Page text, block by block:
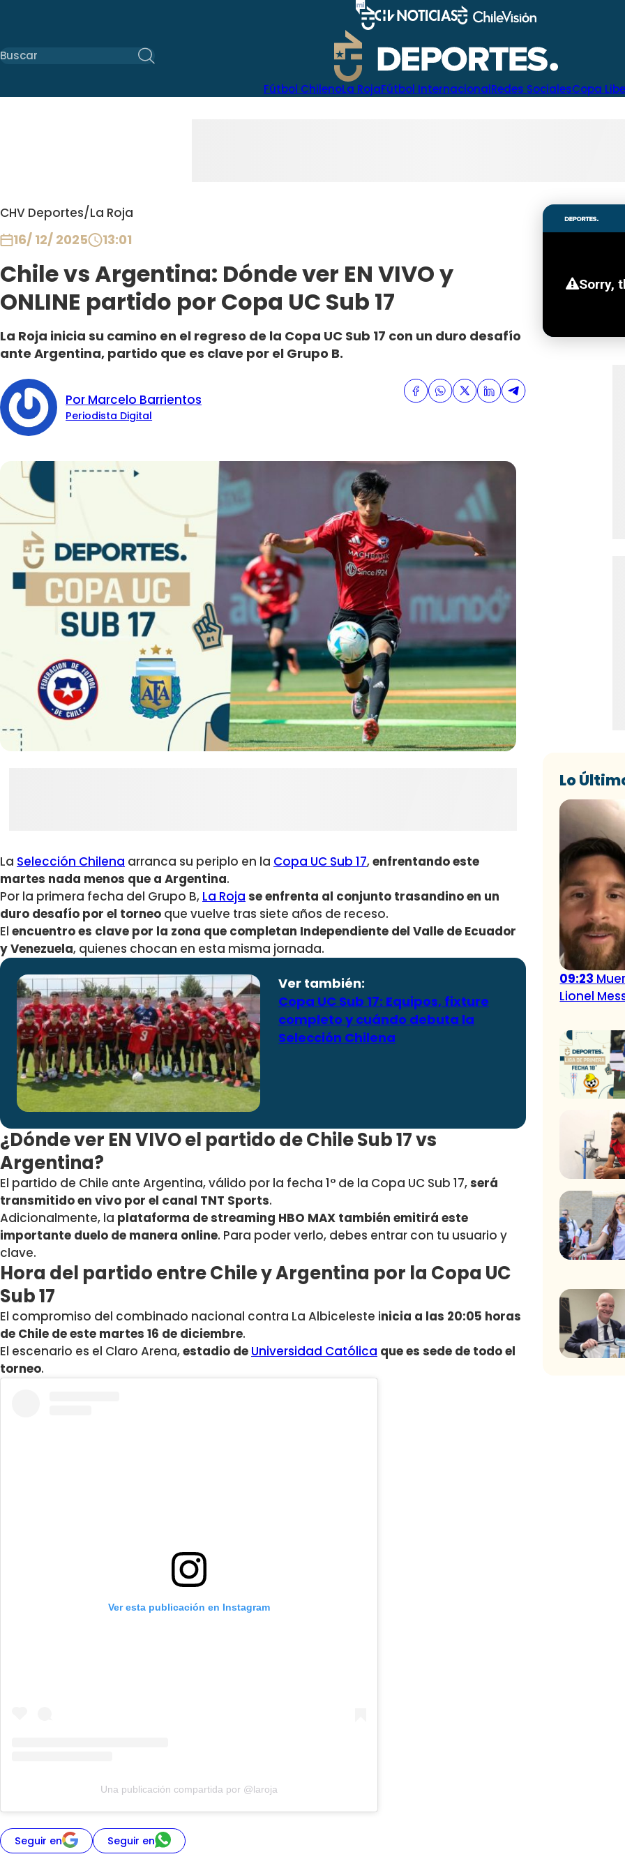
Fútbol ChilenoLa RojaFútbol InternacionalRedes SocialesCopa
CHV Deportes/La Roja
16/ 12/ 2025 13:01
Chile vs Argentina: Dónde ver EN VIVO y
ONLINE partido por Copa UC Sub 17
La Roja inicia su camino en el regreso de la Copa UC Sub 17 con un duro desafío
ante Argentina, partido que es clave por el Grupo B.
Por Marcelo Barrientos
Periodista Digital
La Selección Chilena arranca su periplo en la Copa UC Sub 17,enfrentando este
martes nada menos que a Argentina.
Por la primera fecha del Grupo B, La Roja se enfrenta al conjunto trasandino en un
duro desafío por el torneo que vuelve tras siete años de receso.
El encuentro es clave por la zona que completan Independiente del Valle de Ecuador
y Venezuela, quienes chocan en esta misma jornada.
Ver también:
Copa UC Sub 17: Equipos, fixture
completo y cuándo debuta la
Selección Chilena
¿Dónde ver EN VIVO el partido de Chile Sub 17 vs
Argentina?
El partido de Chile ante Argentina, válido por la fecha 1° de la Copa UC Sub 17,será
transmitido en vivo por el canal TNT Sports.
Adicionalmente, la plataforma de streaming HBO MAX también emitirá este
importante duelo de manera online. Para poder verlo, debes entrar con tu usuario y
clave.
Hora del partido entre Chile y Argentina por la Copa UC
Sub 17
El compromiso del combinado nacional contra La Albiceleste inicia a las 20:05 horas
de Chile de este martes 16 de diciembre.
El escenario es el Claro Arena,estadio de Universidad Católica que es sede de todo el
torneo.
Ver esta publicación en Instagram
Una publicación compartida por @laroja
Seguir en Seguir en
Lo
09:23
Lionel